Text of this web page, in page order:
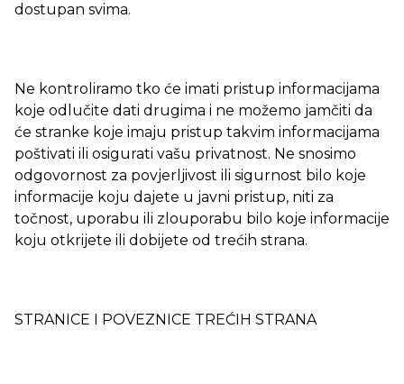
dostupan svima.
Ne kontroliramo tko će imati pristup informacijama
koje odlučite dati drugima i ne možemo jamčiti da
će stranke koje imaju pristup takvim informacijama
poštivati ili osigurati vašu privatnost. Ne snosimo
odgovornost za povjerljivost ili sigurnost bilo koje
informacije koju dajete u javni pristup, niti za
točnost, uporabu ili zlouporabu bilo koje informacije
koju otkrijete ili dobijete od trećih strana.
STRANICE I POVEZNICE TREĆIH STRANA